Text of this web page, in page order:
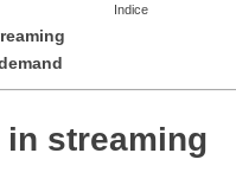
Indice
in streaming